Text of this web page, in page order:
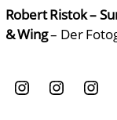
Robert Ristok –
& Wing– Der
Instagram